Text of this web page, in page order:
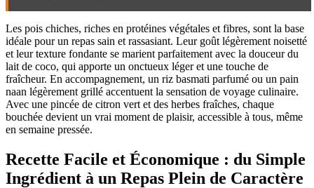
Les pois chiches, riches en protéines végétales et fibres, sont la base
idéale pour un repas sain et rassasiant. Leur goût légèrement noisetté
et leur texture fondante se marient parfaitement avec la douceur du
lait de coco, qui apporte un onctueux léger et une touche de
fraîcheur. En accompagnement, un riz basmati parfumé ou un pain
naan légèrement grillé accentuent la sensation de voyage culinaire.
Avec une pincée de citron vert et des herbes fraîches, chaque
bouchée devient un vrai moment de plaisir, accessible à tous, même
en semaine pressée.
Recette Facile et Économique : du Simple
Ingrédient à un Repas Plein de Caractère